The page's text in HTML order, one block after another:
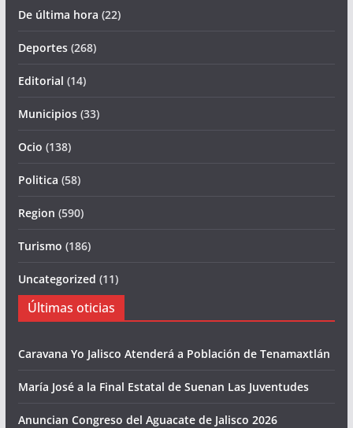
De última hora (22)
Deportes(268)
Editorial (14)
Municipios(33)
Ocio (138)
Politica (58)
Region (590)
Turismo (186)
Uncategorized (11)
Últimas oticias
Caravana Yo Jalisco Atenderá a Población de Tenamaxtlán
María José a la Final Estatal de Suenan Las Juventudes
Anuncian Congreso del Aguacate de Jalisco 2026